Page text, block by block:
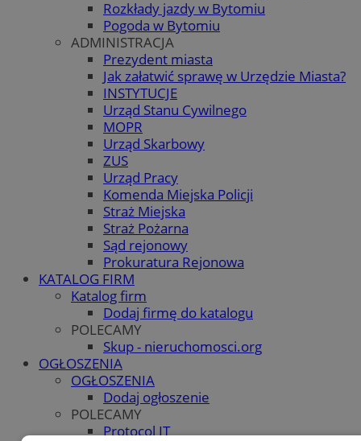
Rozkłady jazdy w Bytomiu
Pogoda w Bytomiu
ADMINISTRACJA
Prezydent miasta
Jak załatwić sprawę w Urzędzie Miasta?
INSTYTUCJE
Urząd Stanu Cywilnego
MOPR
Urząd Skarbowy
ZUS
Urząd Pracy
Komenda Miejska Policji
Straż Miejska
Straż Pożarna
Sąd rejonowy
Prokuratura Rejonowa
KATALOG FIRM
Katalog firm
Dodaj firmę do katalogu
POLECAMY
Skup - nieruchomosci.org
OGŁOSZENIA
OGŁOSZENIA
Dodaj ogłoszenie
POLECAMY
Protocol IT